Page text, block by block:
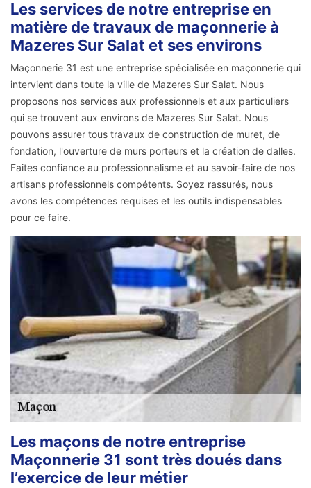
Les services de notre entreprise en
matière de travaux de maçonnerie à
Mazeres Sur Salat et ses environs
Maçonnerie 31 est une entreprise spécialisée en maçonnerie qui
intervient dans toute la ville de Mazeres Sur Salat. Nous
proposons nos services aux professionnels et aux particuliers
qui se trouvent aux environs de Mazeres Sur Salat. Nous
pouvons assurer tous travaux de construction de muret, de
fondation, l'ouverture de murs porteurs et la création de dalles.
Faites confiance au professionnalisme et au savoir-faire de nos
artisans professionnels compétents. Soyez rassurés, nous
avons les compétences requises et les outils indispensables
pour ce faire.
Les maçons de notre entreprise
Maçonnerie 31 sont très doués dans
l’exercice de leur métier